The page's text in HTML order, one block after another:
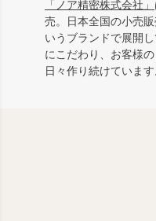
「ノア精密株式会社」
売。日本全国の小売
いうブランドで展開
にこだわり、お客様
日々作り続けています